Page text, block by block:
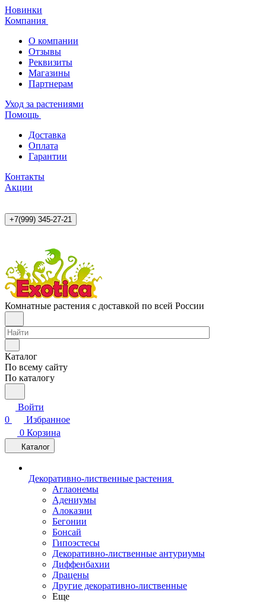
Новинки
Компания
О компании
Отзывы
Реквизиты
Магазины
Партнерам
Уход за растениями
Помощь
Доставка
Оплата
Гарантии
Контакты
Акции
+7(999) 345-27-21
Комнатные растения с доставкой по всей России
Каталог
По всему сайту
По каталогу
Войти
0
Избранное
0 Корзина
Каталог
Декоративно-лиственные растения
Аглаонемы
Адениумы
Алоказии
Бегонии
Бонсай
Гипоэстесы
Декоративно-лиственные антуриумы
Диффенбахии
Драцены
Другие декоративно-лиственные
Еще